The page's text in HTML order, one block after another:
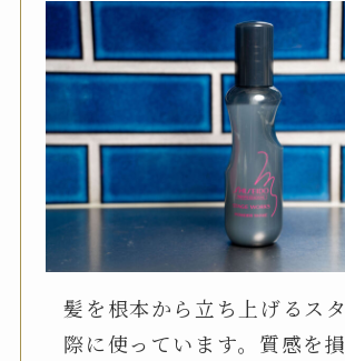
髪を根本から立ち上げるス
際に使っています。質感を